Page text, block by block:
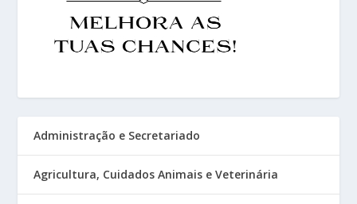
Administração e Secretariado
Agricultura, Cuidados Animais e Veterinária